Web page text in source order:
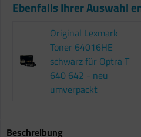
Ebenfalls Ihrer Auswahl
Original Lexmark
Toner 64016HE
schwarz für Optra T
640 642 - neu
umverpackt
Beschreibung